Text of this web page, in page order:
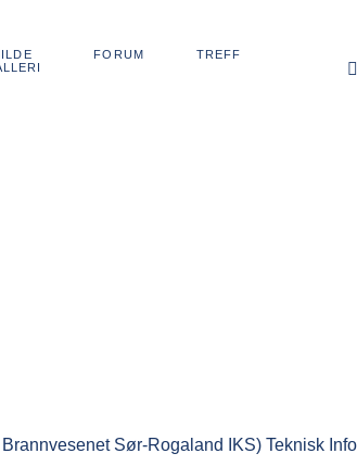
FORUM TREFF
Sør-Rogaland IKS) Teknisk